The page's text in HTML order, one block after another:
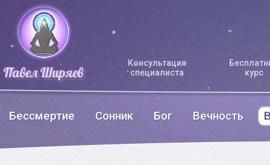
Консультация
специалиста
курс
Бессмертие Сонник Бог Вечность